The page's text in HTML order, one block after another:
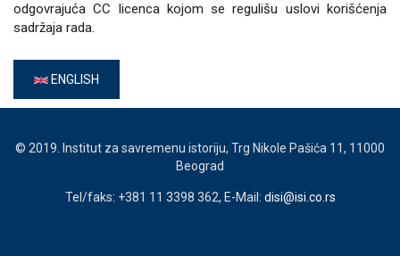
odgovrajuća CC licenca kojom se regulišu uslovi korišćenja
sadržaja rada.
ENGLISH
© 2019. Institut za savremenu istoriju, Trg Nikole Pašića 11, 11000
Beograd
Tel/faks: +381 11 3398 362, E-Mail: disi@isi.co.rs